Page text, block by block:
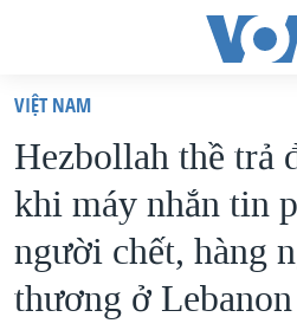
truy
cập
Tới
nội
dung
chính
VIỆT NAM
HOA KỲ
BIỂN ĐÔNG
THẾ GIỚI
VIỆT NAM
Hezbollah thề trả
khi máy nhắn tin
người chết, hàng
thương ở Lebanon